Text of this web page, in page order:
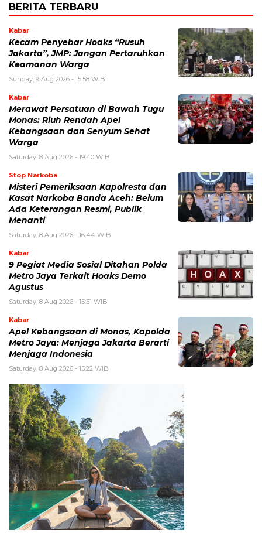
BERITA TERBARU
Kabar
Kecam Penyebar Hoaks “Rusuh
Jakarta”, JMP: Jangan Pertaruhkan
Keamanan Warga
Sunday, 9 Aug 2026 - 15:58 WIB
Kabar
Merawat Persatuan di Bawah Tugu
Monas: Riuh Rendah Apel
Kebangsaan dan Senyum Sehat
Warga
Saturday, 8 Aug 2026 - 19:40 WIB
Stop Narkoba
Misteri Pemeriksaan Kapolresta dan
Kasat Narkoba Banda Aceh: Belum
Ada Keterangan Resmi, Publik
Menanti
Saturday, 8 Aug 2026 - 16:44 WIB
Kabar
9 Pegiat Media Sosial Ditahan Polda
Metro Jaya Terkait Hoaks Demo
Agustus
Saturday, 8 Aug 2026 - 15:51 WIB
Kabar
Apel Kebangsaan di Monas, Kapolda
Metro Jaya: Menjaga Jakarta Berarti
Menjaga Indonesia
Saturday, 8 Aug 2026 - 15:22 WIB